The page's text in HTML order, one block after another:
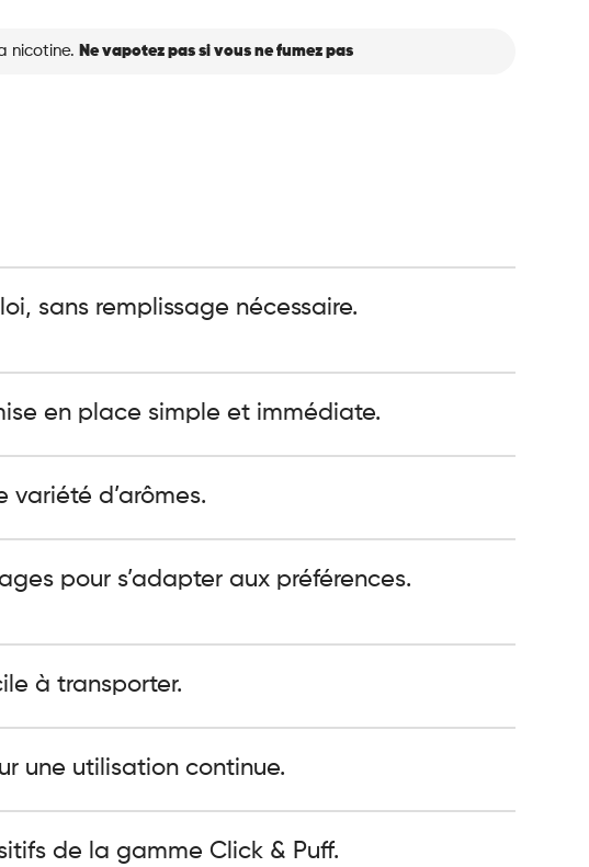
nicotine. Ne vapotez pas si vous ne fumez pas
sans remplissage nécessaire.
en place simple et immédiate.
variété d’arômes.
pour s’adapter aux préférences.
à transporter.
une utilisation continue.
de la gamme Click & Puff.